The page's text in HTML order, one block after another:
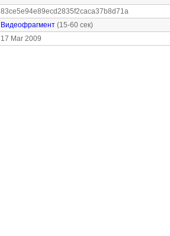
83ce5e94e89ecd2835f2caca37b8d71a
Видеофрагмент (15-60 сек)
17 Mar 2009